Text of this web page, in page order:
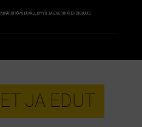
JA EDUT